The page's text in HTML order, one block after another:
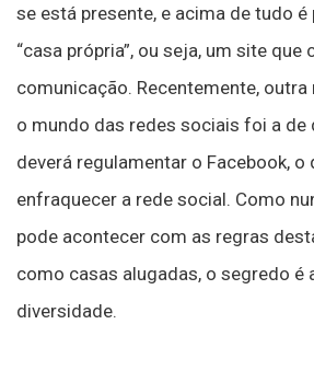
se está presente, e acima de tudo
“casa própria”, ou seja, um site que
comunicação. Recentemente, outra
o mundo das redes sociais foi a de
deverá regulamentar o Facebook, o
enfraquecer a rede social. Como
pode acontecer com as regras
como casas alugadas, o segredo é
diversidade.